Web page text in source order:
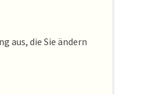
aus, die Sie ändern